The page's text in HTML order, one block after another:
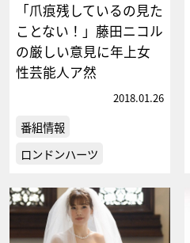
「爪痕残しているの見た
ことない！」藤田ニコル
の厳しい意見に年上女
性芸能人ア然
2018.01.26
番組情報
ロンドンハーツ